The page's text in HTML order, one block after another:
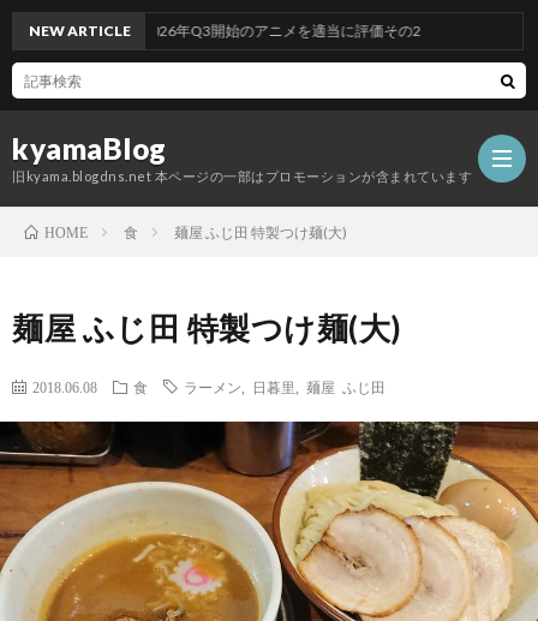
kyamaBlog
旧kyama.blogdns.net 本ページの一部はプロモーションが含まれています
NEW ARTICLE2026年Q3開始のアニメを適当に評価その2
HOME 食 麺屋 ふじ田 特製つけ麺(大)
麺屋 ふじ田 特製つけ麺(大)
2018.06.08 食 ラーメン 日暮里 麺屋 ふじ田